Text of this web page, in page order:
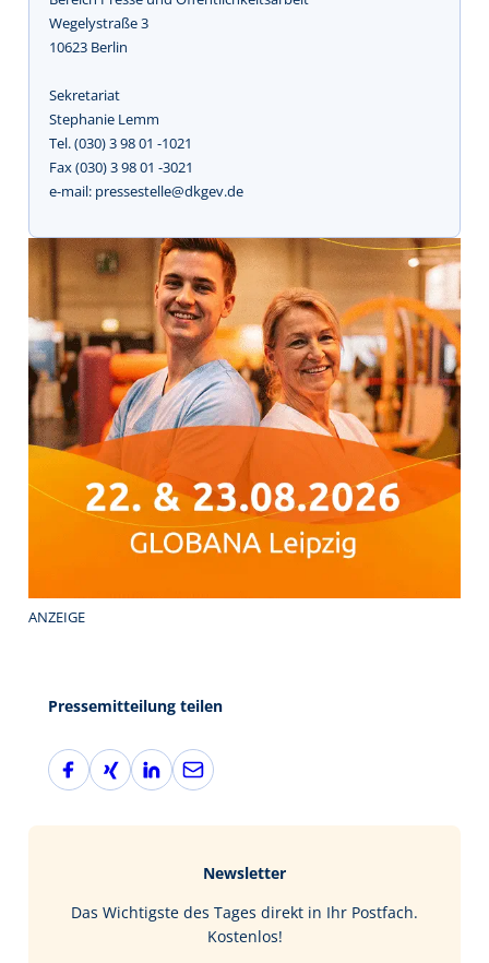
Wegelystraße 3
10623 Berlin
Sekretariat
Stephanie Lemm
Tel. (030) 3 98 01 -1021
Fax (030) 3 98 01 -3021
e-mail: pressestelle@dkgev.de
ANZEIGE
Pressemitteilung teilen
F
a
X
i
L
i
I
E
-
Newsletter
Das Wichtigste des Tages direkt in Ihr Postfach.
Kostenlos!